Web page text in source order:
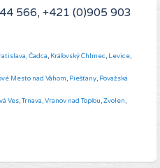
566, +421 (0)905 903
Čadca, Kráľovský Chlmec, Levice,
Mesto nad Váhom, Piešťany, Považská
Ves,Trnava,Vranov nad Topľou,Zvolen,